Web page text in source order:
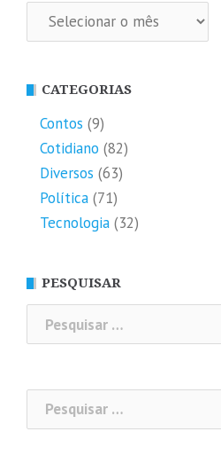
Arquivos
CATEGORIAS
Contos (9)
Cotidiano (82)
Diversos (63)
Política (71)
Tecnologia (32)
PESQUISAR
por:
Pesquisar
por: